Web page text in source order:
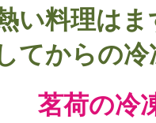
い料理は
てからの
茗荷の冷